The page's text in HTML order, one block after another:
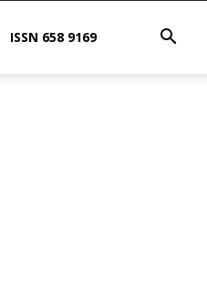
ISSN 658 9169